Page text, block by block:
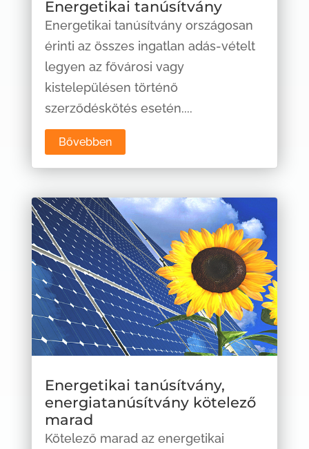
Energetikai tanúsítvány
Energetikai tanúsítvány országosan
érinti az összes ingatlan adás-vételt
legyen az fővárosi vagy
kistelepülésen történő
szerződéskötés esetén....
Bővebben
Energetikai tanúsítvány,
energiatanúsítvány kötelező
marad
Kötelező marad az energetikai